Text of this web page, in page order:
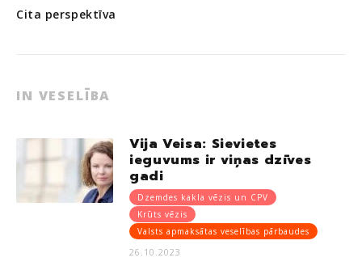
Cita perspektīva
IN VESELĪBA
Vija Veisa: Sievietes
ieguvums ir viņas dzīves
gadi
Dzemdes kakla vēzis un CPV
Krūts vēzis
Valsts apmaksātas veselības pārbaudes
26.10.2023